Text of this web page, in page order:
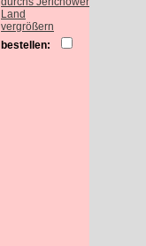
vergrößern
bestellen: